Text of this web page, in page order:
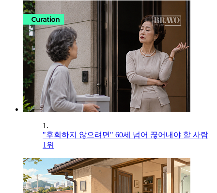
1.
"후회하지 않으려면" 60세 넘어 끊어내야 할 사람
1위